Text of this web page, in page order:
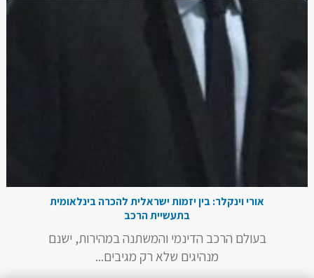
אורי וינקלר: בין יזמות ישראלית להכרה בינלאומית
בתעשיית הרכב
בעולם הרכב הדינמי והמשתנה במהירות, ישנם
מנהיגים שלא רק מגיבים...